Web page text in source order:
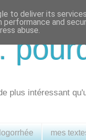
plus intéressant
mes
to deliver its
performance and
abuse.